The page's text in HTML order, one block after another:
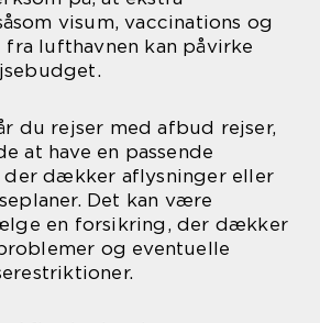
visum, vaccinations og
lufthavnen kan påvirke
du rejser med afbud rejser,
at have en passende
der dækker aflysninger eller
Det kan være
en forsikring, der dækker
og eventuelle